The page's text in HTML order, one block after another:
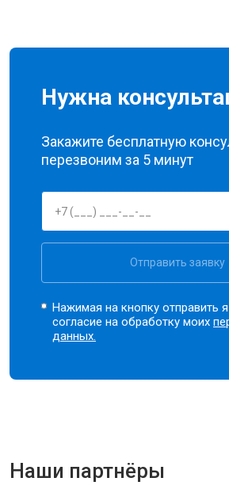
Нужна
Закажите бесплатную
перезвоним за 5 минут
Отправить заявку
Нажимая на кнопку отправить
согласие на обработку моих
данных.
Наши партнёры